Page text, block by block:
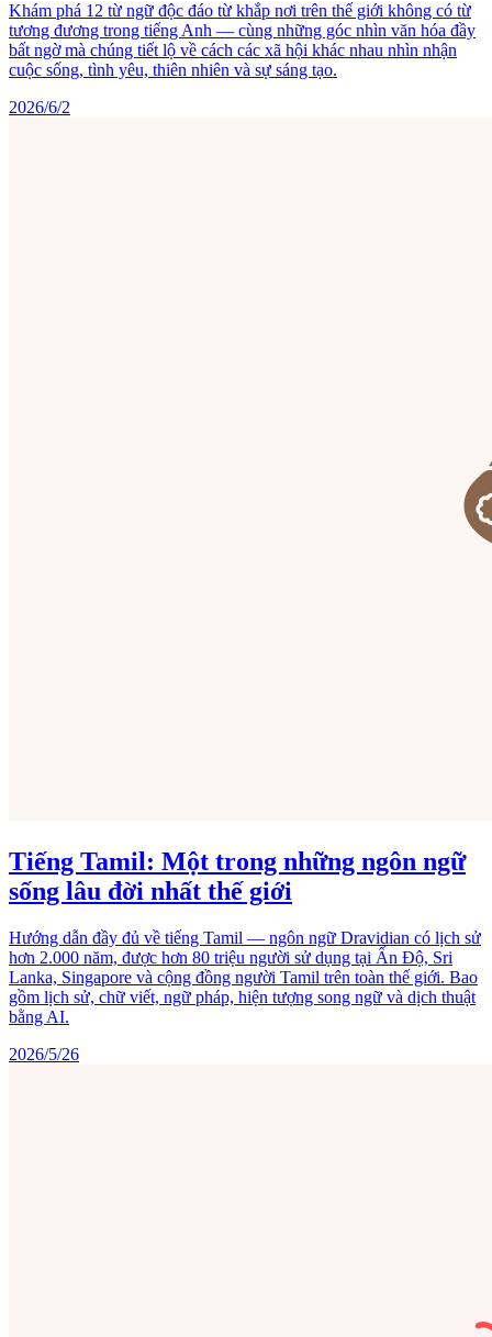
Khám phá 12 từ ngữ độc đáo từ khắp nơi trên thế giới không có từ
tương đương trong tiếng Anh — cùng những góc nhìn văn hóa đầy
bất ngờ mà chúng tiết lộ về cách các xã hội khác nhau nhìn nhận
cuộc sống, tình yêu, thiên nhiên và sự sáng tạo.
2026/6/2
Tiếng Tamil: Một trong những ngôn ngữ
sống lâu đời nhất thế giới
Hướng dẫn đầy đủ về tiếng Tamil — ngôn ngữ Dravidian có lịch sử
hơn 2.000 năm, được hơn 80 triệu người sử dụng tại Ấn Độ, Sri
Lanka, Singapore và cộng đồng người Tamil trên toàn thế giới. Bao
gồm lịch sử, chữ viết, ngữ pháp, hiện tượng song ngữ và dịch thuật
bằng AI.
2026/5/26